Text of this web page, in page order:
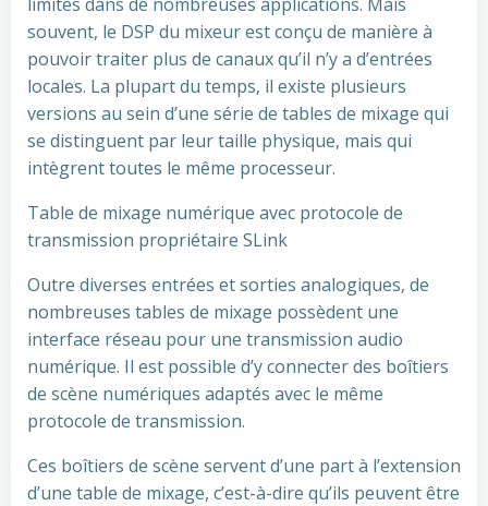
souvent, le DSP du mixeur est conçu de manière à
pouvoir traiter plus de canaux qu’il n’y a d’entrées
locales. La plupart du temps, il existe plusieurs
versions au sein d’une série de tables de mixage qui
se distinguent par leur taille physique, mais qui
intègrent toutes le même processeur.
Table de mixage numérique avec protocole de
transmission propriétaire SLink
Outre diverses entrées et sorties analogiques, de
nombreuses tables de mixage possèdent une
interface réseau pour une transmission audio
numérique. Il est possible d’y connecter des boîtiers
de scène numériques adaptés avec le même
protocole de transmission.
Ces boîtiers de scène servent d’une part à l’extension
d’une table de mixage, c’est-à-dire qu’ils peuvent être